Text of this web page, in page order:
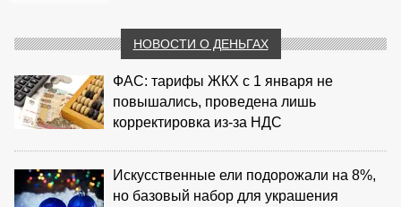
НОВОСТИ О ДЕНЬГАХ
ФАС: тарифы ЖКХ с 1 января не
повышались, проведена лишь
корректировка из‑за НДС
Искусственные ели подорожали на 8%,
но базовый набор для украшения